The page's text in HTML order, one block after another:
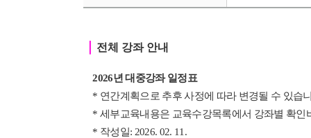
전체 강좌 안내
2026년 대중강좌 일정표
* 연간계획으로 추후 사정에 따라 변경될 수 있습
* 세부교육내용은 교육수강목록에서 강좌별 확인
* 작성일: 2026. 02. 11.